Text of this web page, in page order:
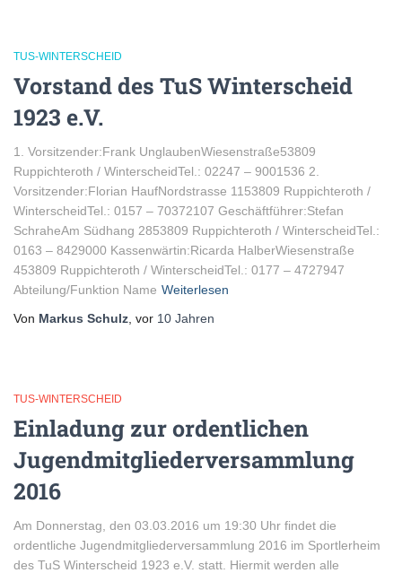
TUS-WINTERSCHEID
Vorstand des TuS Winterscheid
1923 e.V.
1. Vorsitzender:Frank UnglaubenWiesenstraße53809
Ruppichteroth / WinterscheidTel.: 02247 – 9001536 2.
Vorsitzender:Florian HaufNordstrasse 1153809 Ruppichteroth /
WinterscheidTel.: 0157 – 70372107 Geschäftführer:Stefan
SchraheAm Südhang 2853809 Ruppichteroth / WinterscheidTel.:
0163 – 8429000 Kassenwärtin:Ricarda HalberWiesenstraße
453809 Ruppichteroth / WinterscheidTel.: 0177 – 4727947
Abteilung/Funktion Name Weiterlesen
Von Markus Schulz , vor 10 Jahren
TUS-WINTERSCHEID
Einladung zur ordentlichen
Jugendmitgliederversammlung
2016
Am Donnerstag, den 03.03.2016 um 19:30 Uhr findet die
ordentliche Jugendmitgliederversammlung 2016 im Sportlerheim
des TuS Winterscheid 1923 e.V. statt. Hiermit werden alle